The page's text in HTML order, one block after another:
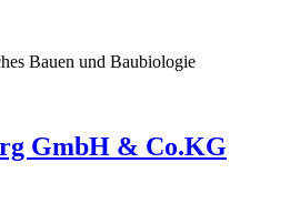
Bauen und Baubiologie
GmbH & Co.KG